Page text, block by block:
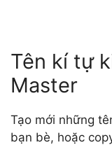
Tên kí tự
Master
Tạo mới những
bạn bè, hoặc